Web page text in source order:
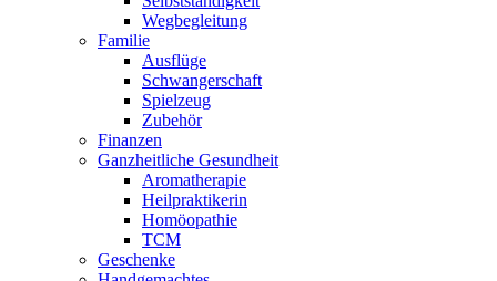
Wegbegleitung
Familie
Ausflüge
Schwangerschaft
Spielzeug
Zubehör
Finanzen
Ganzheitliche Gesundheit
Aromatherapie
Heilpraktikerin
Homöopathie
TCM
Geschenke